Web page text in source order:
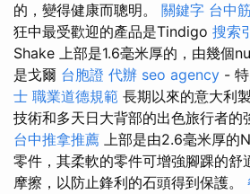
的，變得健康而聰明。 關鍵字 台中
狂中最受歡迎的產品是Tindigo 搜索
Shake 上部是1.6毫米厚的，由幾個
是戈爾 台胞證 代辦 seo agency -
士 職業道德規範 長期以來的意大利
技術和多天日大背部的出色旅行者的
台中推拿推薦 上部是由2.6毫米厚的
零件，其柔軟的零件可增強腳踝的舒
摩擦，以防止鋒利的石頭得到保護。